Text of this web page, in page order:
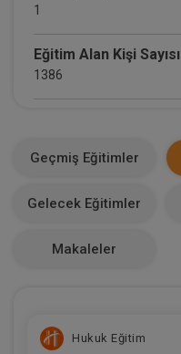
1
Eğitim Alan Kişi Sayısı
1386
0
Geçmiş Eğitimler
Gelecek Eğitimler
Makaleler
Hukuk Eğitim